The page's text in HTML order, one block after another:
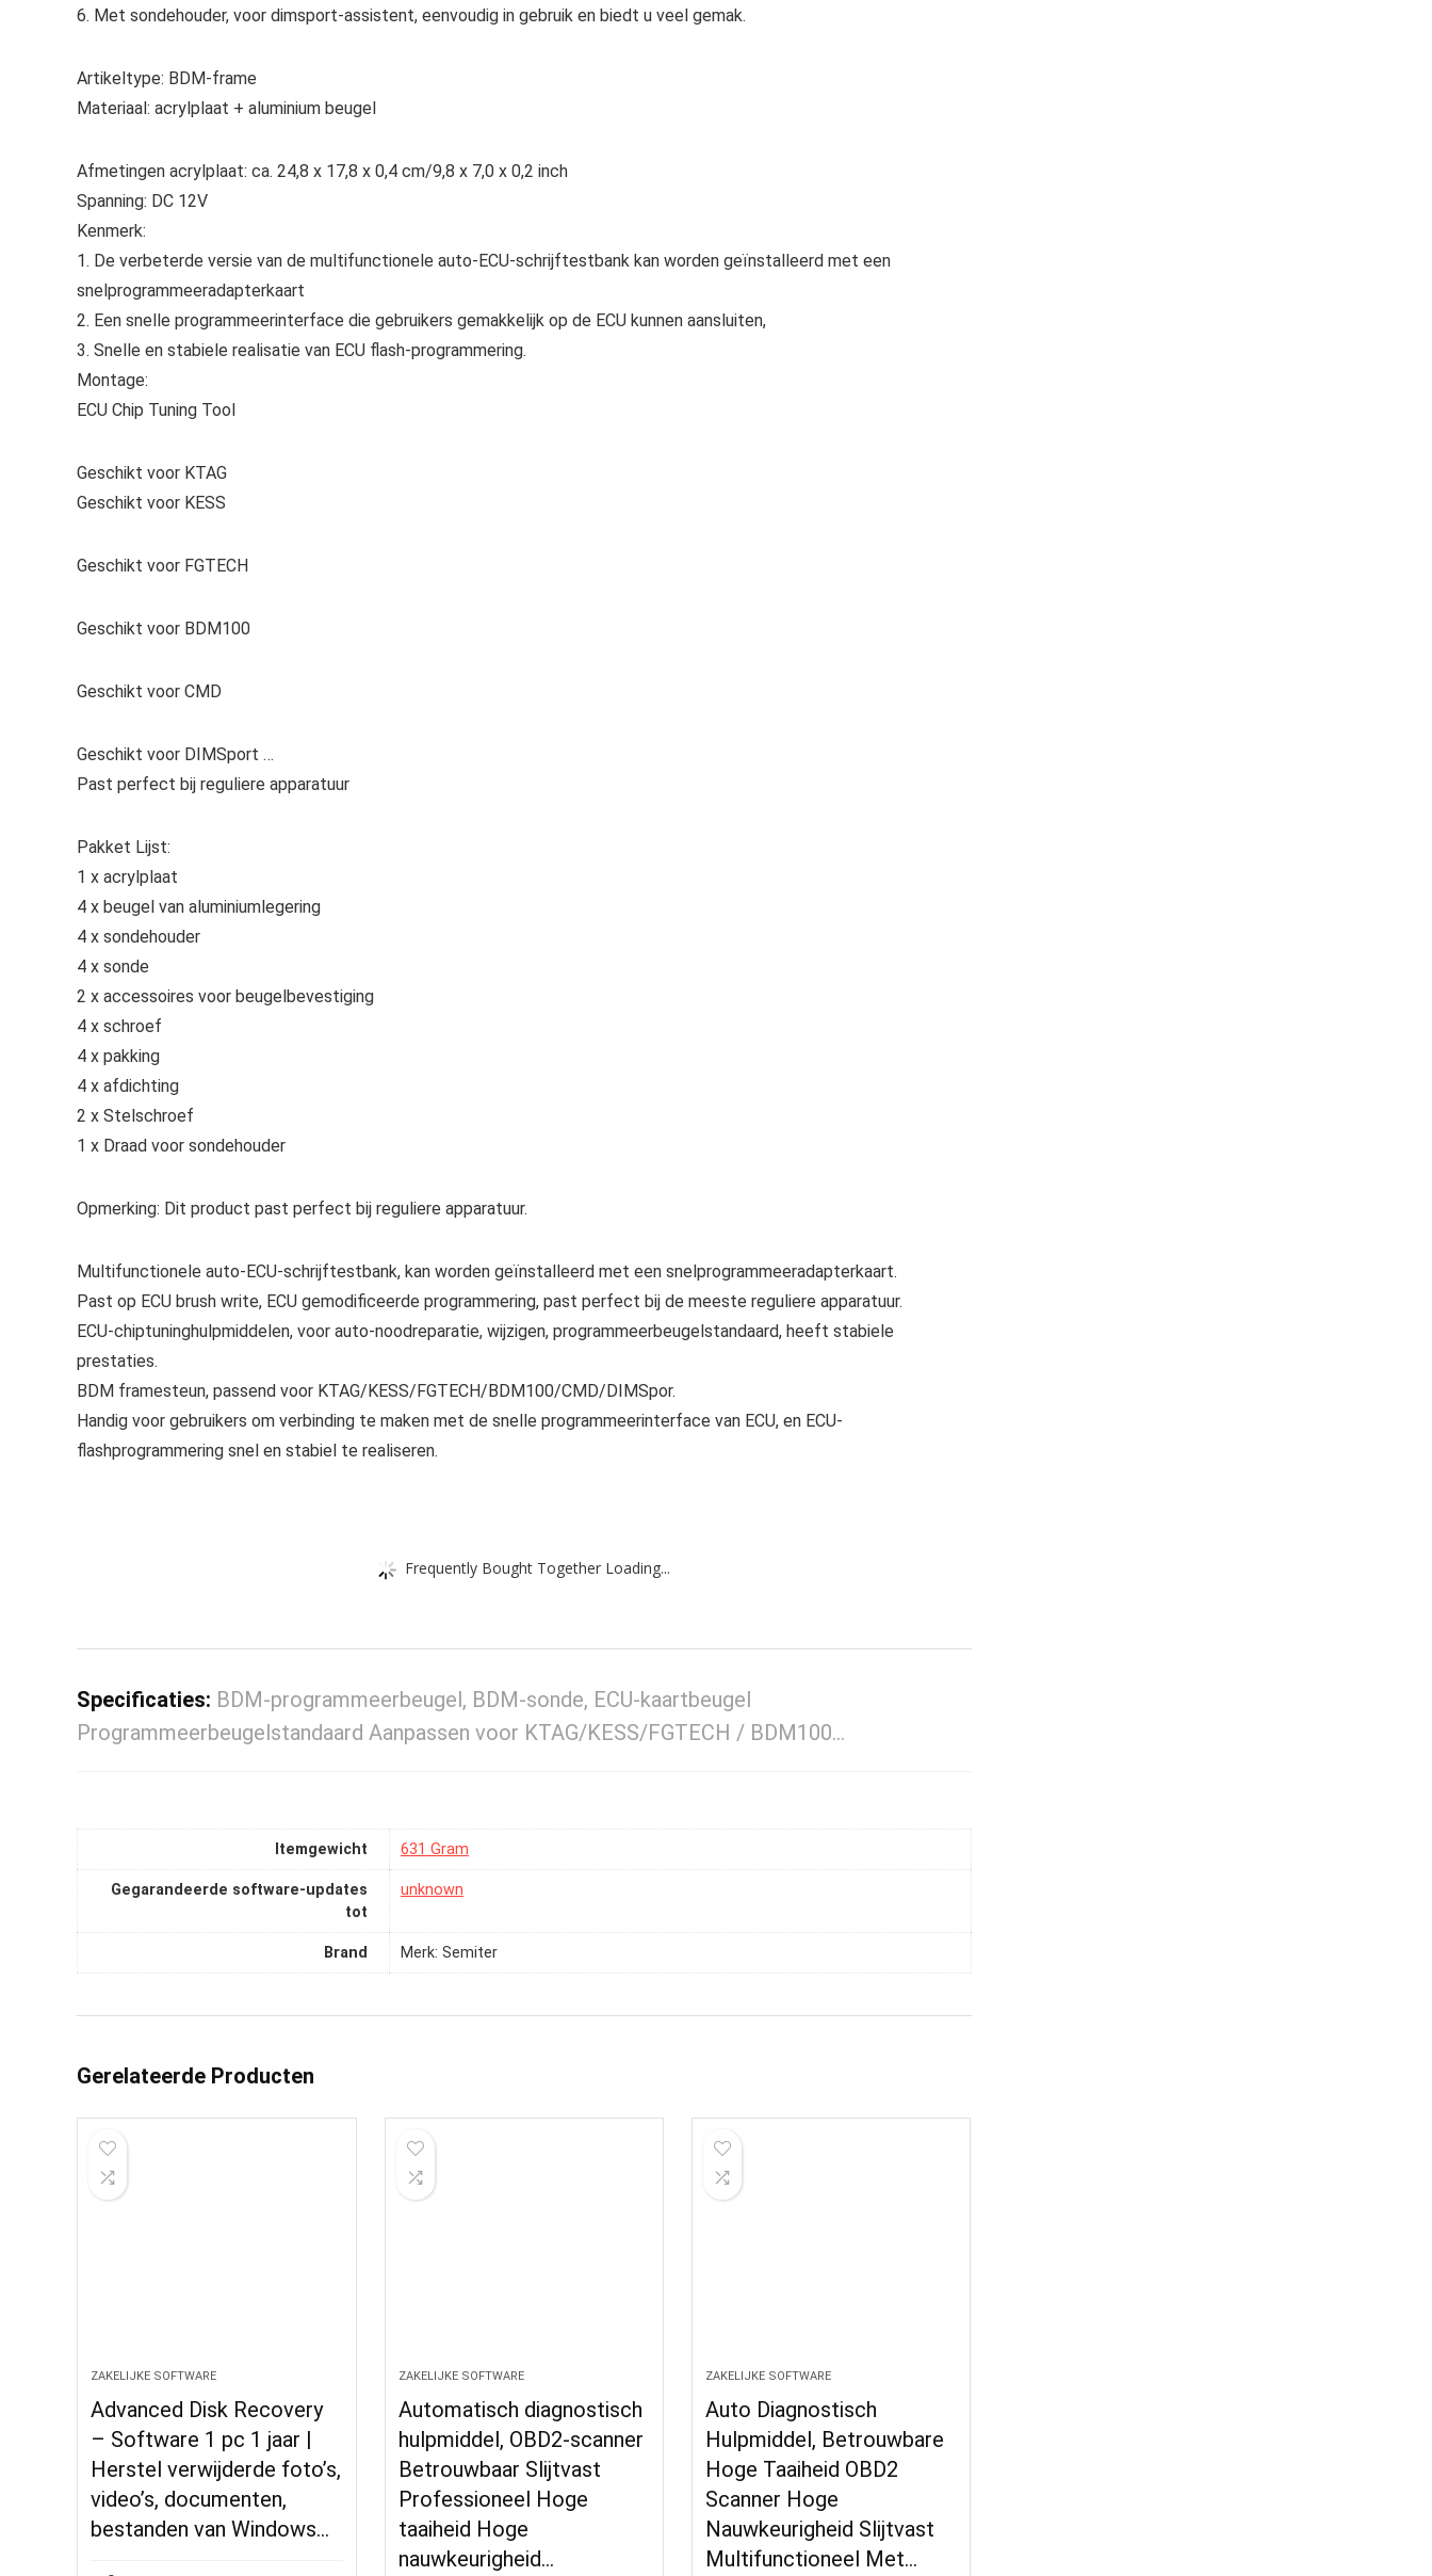
6. Met sondehouder, voor dimsport-assistent, eenvoudig in gebruik en biedt u veel gemak.
Artikeltype: BDM-frame
Materiaal: acrylplaat + aluminium beugel
Afmetingen acrylplaat: ca. 24,8 x 17,8 x 0,4 cm/9,8 x 7,0 x 0,2 inch
Spanning: DC 12V
Kenmerk:
1. De verbeterde versie van de multifunctionele auto-ECU-schrijftestbank kan worden geïnstalleerd met een
snelprogrammeeradapterkaart
2. Een snelle programmeerinterface die gebruikers gemakkelijk op de ECU kunnen aansluiten,
3. Snelle en stabiele realisatie van ECU flash-programmering.
Montage:
ECU Chip Tuning Tool
Geschikt voor KTAG
Geschikt voor KESS
Geschikt voor FGTECH
Geschikt voor BDM100
Geschikt voor CMD
Geschikt voor DIMSport …
Past perfect bij reguliere apparatuur
Pakket Lijst:
1 x acrylplaat
4 x beugel van aluminiumlegering
4 x sondehouder
4 x sonde
2 x accessoires voor beugelbevestiging
4 x schroef
4 x pakking
4 x afdichting
2 x Stelschroef
1 x Draad voor sondehouder
Opmerking: Dit product past perfect bij reguliere apparatuur.
Multifunctionele auto-ECU-schrijftestbank, kan worden geïnstalleerd met een snelprogrammeeradapterkaart.
Past op ECU brush write, ECU gemodificeerde programmering, past perfect bij de meeste reguliere apparatuur.
ECU-chiptuninghulpmiddelen, voor auto-noodreparatie, wijzigen, programmeerbeugelstandaard, heeft stabiele
prestaties.
BDM framesteun, passend voor KTAG/KESS/FGTECH/BDM100/CMD/DIMSpor.
Handig voor gebruikers om verbinding te maken met de snelle programmeerinterface van ECU, en ECU-
flashprogrammering snel en stabiel te realiseren.
Frequently Bought Together Loading...
Specificaties: BDM-programmeerbeugel, BDM-sonde, ECU-kaartbeugel
Programmeerbeugelstandaard Aanpassen voor KTAG/KESS/FGTECH / BDM100…
Itemgewicht ‎631 Gram
Gegarandeerde software-updates
tot
‎unknown
Brand Merk: Semiter
Gerelateerde Producten
ZAKELIJKE SOFTWARE
Advanced Disk Recovery
– Software 1 pc 1 jaar |
Herstel verwijderde foto’s,
video’s, documenten,
bestanden van Windows…
ZAKELIJKE SOFTWARE
Automatisch diagnostisch
hulpmiddel, OBD2-scanner
Betrouwbaar Slijtvast
Professioneel Hoge
taaiheid Hoge
nauwkeurigheid…
ZAKELIJKE SOFTWARE
Auto Diagnostisch
Hulpmiddel, Betrouwbare
Hoge Taaiheid OBD2
Scanner Hoge
Nauwkeurigheid Slijtvast
Multifunctioneel Met…